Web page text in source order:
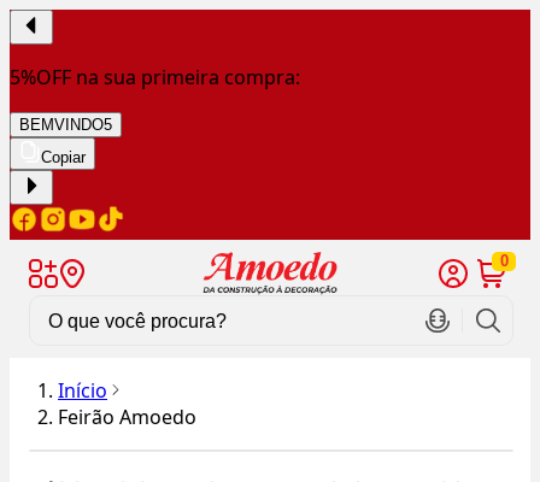
5%OFF na sua primeira compra:
BEMVINDO5
Copiar
0
Início
Feirão Amoedo